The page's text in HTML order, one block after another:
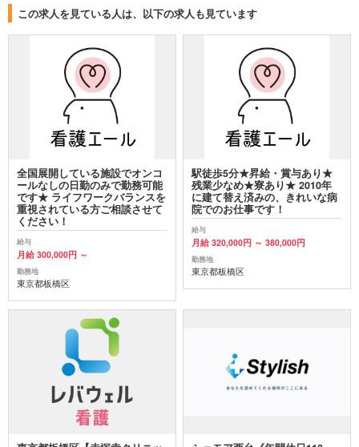
この求人を見ている人は、以下の求人も見ています
全国展開している施設でオンコ
ールなしの日勤のみで勤務可能
です★ ライフワークバランスを
重視されている方ご相談させて
ください！
給与
月給 300,000円 ～
勤務地
東京都板橋区
駅徒歩5分★昇給・賞与あり★
残業少なめ★寮あり★ 2010年
に建て替え済みの、きれいな病
院でのお仕事です！
給与
月給 320,000円 ～ 380,000円
勤務地
東京都板橋区